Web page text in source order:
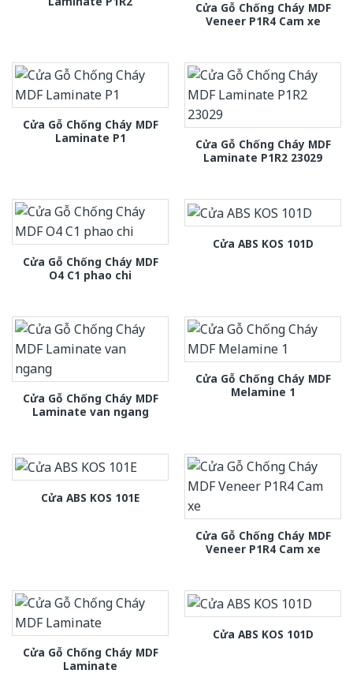
Cửa Gỗ Chống Cháy MDF
Veneer P1R4 Cam xe
Cửa Gỗ Chống Cháy MDF
Laminate P1
Cửa Gỗ Chống Cháy MDF
Laminate P1R2 23029
Cửa Gỗ Chống Cháy MDF
O4 C1 phao chi
Cửa ABS KOS 101D
Cửa Gỗ Chống Cháy MDF
Laminate van ngang
Cửa Gỗ Chống Cháy MDF
Melamine 1
Cửa ABS KOS 101E
Cửa Gỗ Chống Cháy MDF
Veneer P1R4 Cam xe
Cửa Gỗ Chống Cháy MDF
Laminate
Cửa ABS KOS 101D